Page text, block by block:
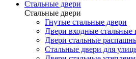
Стальные двери
Стальные двери
Гнутые стальные двери
Двери входные стальные
Двери стальные
Стальные двери для